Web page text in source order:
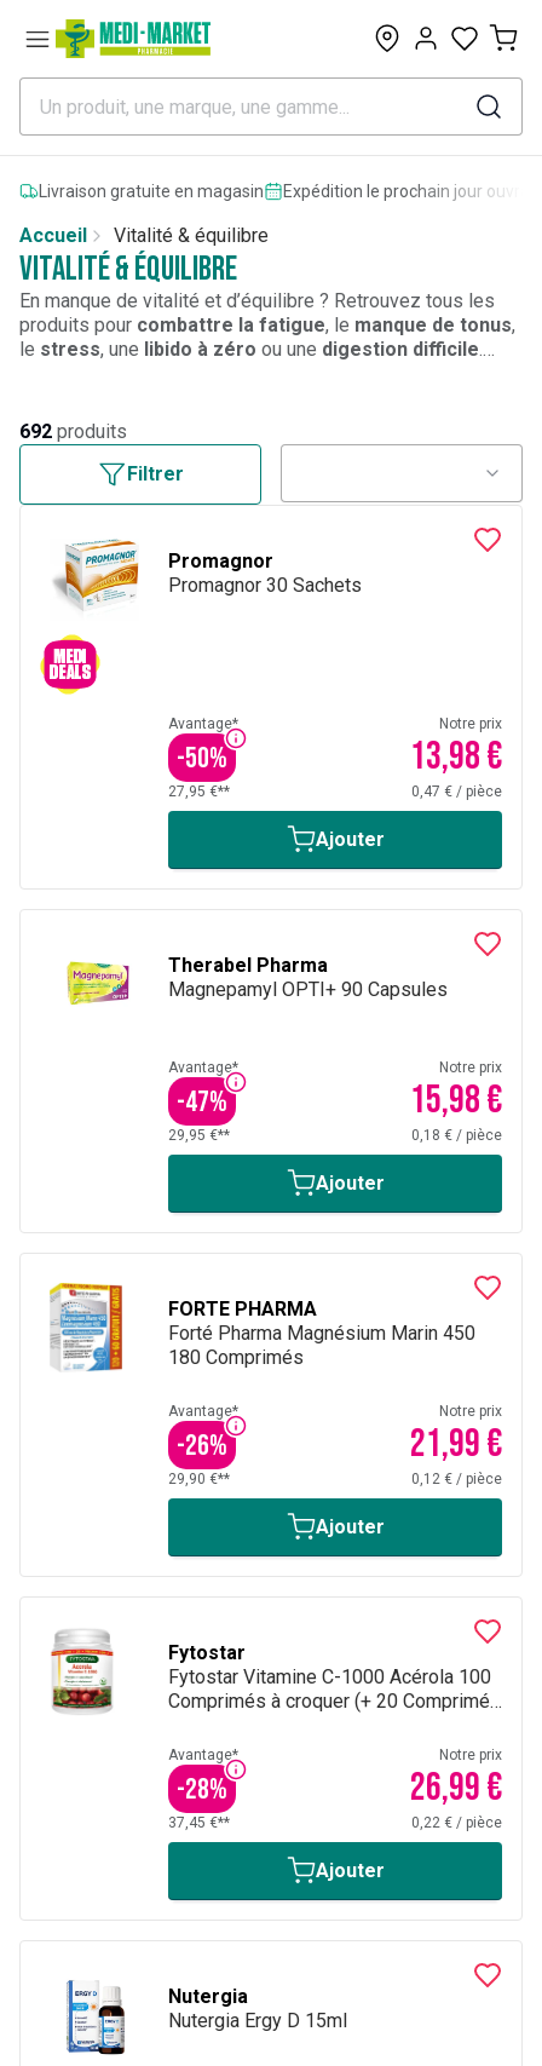
0
Livraison gratuite en magasin Expédition le prochain jour
Accueil Vitalité & équilibre
Vitalité & équilibre
En manque de vitalité et d’équilibre ? Retrouvez tous les
produits pour combattre la fatigue, le manque de tonus,
le stress, une libido à zéro ou une digestion difficile.
éléments(magnésium
votre équilibre pour votrebien-êtregénéral.
692 produits
Filtrer
Promagnor
Promagnor 30 Sachets
Avantage*
-50%
Notre prix
13,98 €
27,95 €** 0,47 € / pièce
Ajouter
Therabel Pharma
Magnepamyl OPTI+ 90 Capsules
Avantage*
-47%
Notre prix
15,98 €
29,95 €** 0,18 € / pièce
Ajouter
FORTE PHARMA
Forté Pharma Magnésium Marin 450
180 Comprimés
Avantage*
-26%
Notre prix
21,99 €
29,90 €** 0,12 € / pièce
Ajouter
Fytostar
Fytostar Vitamine C-1000 Acérola 100
Comprimés à croquer (+ 20 Comprimés
Avantage*
-28%
Notre prix
26,99 €
37,45 €** 0,22 € / pièce
Ajouter
Nutergia
Nutergia Ergy D 15ml